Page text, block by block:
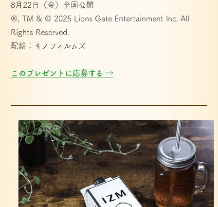
8月22日（金）全国公開
®, TM & © 2025 Lions Gate Entertainment Inc. All
Rights Reserved.
配給：キノフィルムズ
このプレゼントに応募する →